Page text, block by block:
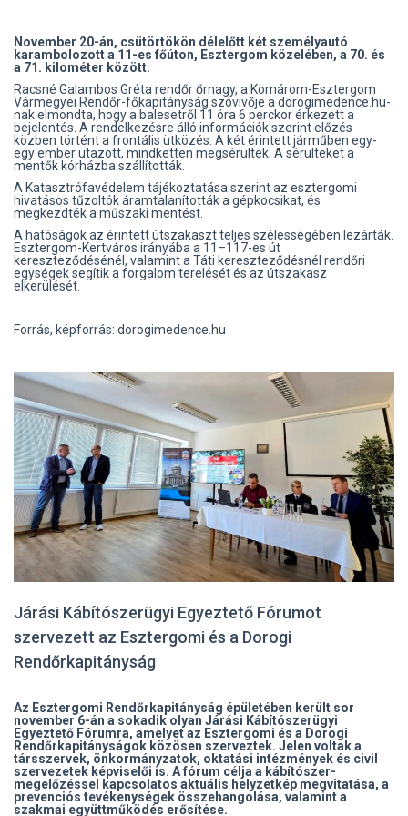
November 20-án, csütörtökön délelőtt két személyautó
karambolozott a 11-es főúton, Esztergom közelében, a 70. és
a 71. kilométer között.
Racsné Galambos Gréta rendőr őrnagy, a Komárom-Esztergom
Vármegyei Rendőr-főkapitányság szóvivője a dorogimedence.hu-
nak elmondta, hogy a balesetről 11 óra 6 perckor érkezett a
bejelentés. A rendelkezésre álló információk szerint előzés
közben történt a frontális ütközés. A két érintett járműben egy-
egy ember utazott, mindketten megsérültek. A sérülteket a
mentők kórházba szállították.
A Katasztrófavédelem tájékoztatása szerint az esztergomi
hivatásos tűzoltók áramtalanították a gépkocsikat, és
megkezdték a műszaki mentést.
A hatóságok az érintett útszakaszt teljes szélességében lezárták.
Esztergom-Kertváros irányába a 11–117-es út
kereszteződésénél, valamint a Táti kereszteződésnél rendőri
egységek segítik a forgalom terelését és az útszakasz
elkerülését.
Forrás, képforrás: dorogimedence.hu
Járási Kábítószerügyi Egyeztető Fórumot
szervezett az Esztergomi és a Dorogi
Rendőrkapitányság
Az Esztergomi Rendőrkapitányság épületében került sor
november 6-án a sokadik olyan Járási Kábítószerügyi
Egyeztető Fórumra, amelyet az Esztergomi és a Dorogi
Rendőrkapitányságok közösen szerveztek. Jelen voltak a
társszervek, önkormányzatok, oktatási intézmények és civil
szervezetek képviselői is. A fórum célja a kábítószer-
megelőzéssel kapcsolatos aktuális helyzetkép megvitatása, a
prevenciós tevékenységek összehangolása, valamint a
szakmai együttműködés erősítése.